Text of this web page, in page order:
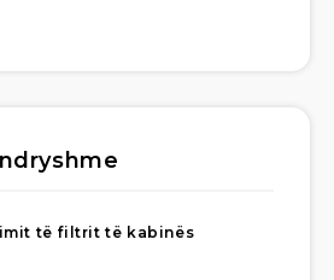
të filtrit të kabinës